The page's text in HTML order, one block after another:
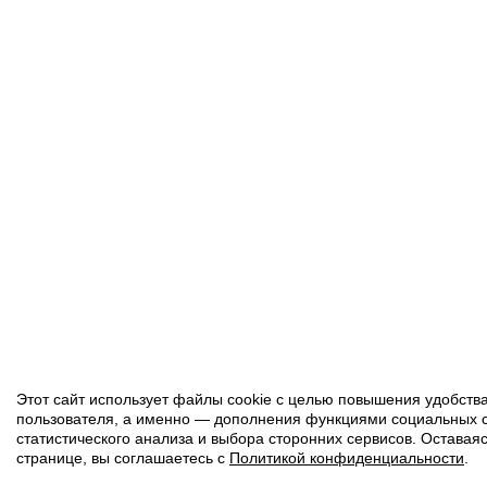
Этот сайт использует файлы cookie с целью повышения
пользователя, а именно — дополнения функциями социальных
статистического анализа и выбора сторонних сервисов.
странице, вы соглашаетесь с Политикой конфиденциальности